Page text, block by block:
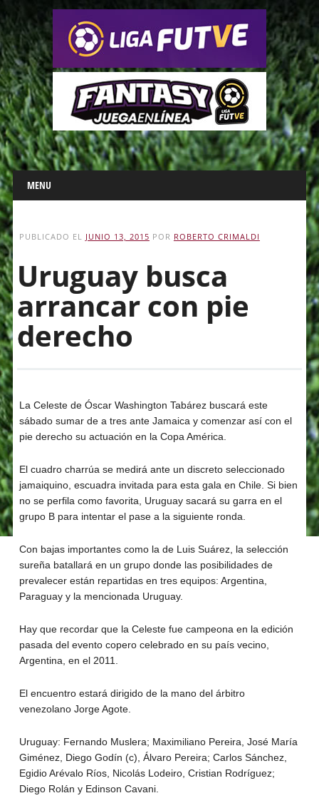
Main menu
Skip
to
content
MENU
PUBLICADO EL JUNIO 13, 2015 POR ROBERTO CRIMALDI
Uruguay busca
arrancar con pie
derecho
La Celeste de Óscar Washington Tabárez buscará este
sábado sumar de a tres ante Jamaica y comenzar así con el
pie derecho su actuación en la Copa América.
El cuadro charrúa se medirá ante un discreto seleccionado
jamaiquino, escuadra invitada para esta gala en Chile. Si bien
no se perfila como favorita, Uruguay sacará su garra en el
grupo B para intentar el pase a la siguiente ronda.
Con bajas importantes como la de Luis Suárez, la selección
sureña batallará en un grupo donde las posibilidades de
prevalecer están repartidas en tres equipos: Argentina,
Paraguay y la mencionada Uruguay.
Hay que recordar que la Celeste fue campeona en la edición
pasada del evento copero celebrado en su país vecino,
Argentina, en el 2011.
El encuentro estará dirigido de la mano del árbitro
venezolano Jorge Agote.
Uruguay: Fernando Muslera; Maximiliano Pereira, José María
Giménez, Diego Godín (c), Álvaro Pereira; Carlos Sánchez,
Egidio Arévalo Ríos, Nicolás Lodeiro, Cristian Rodríguez;
Diego Rolán y Edinson Cavani.